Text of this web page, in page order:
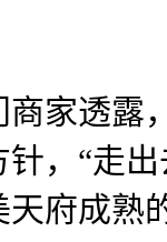
透露，
，“走
府成熟